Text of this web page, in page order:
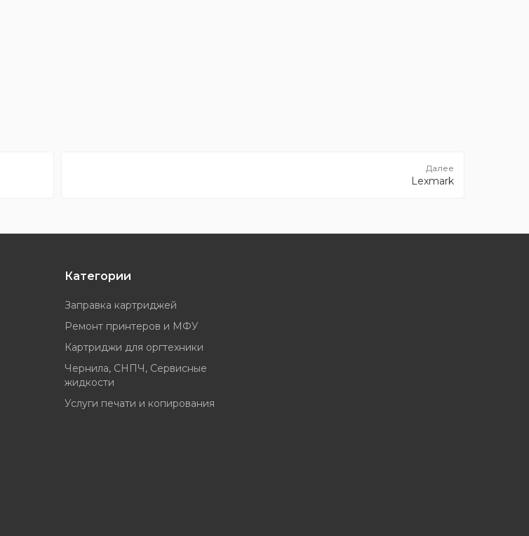
Lexmark
Категории
Заправка картриджей
Ремонт принтеров и МФУ
Картриджи для оргтехники
Чернила, СНПЧ, Сервисные
жидкости
Услуги печати и копирования